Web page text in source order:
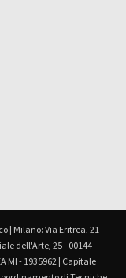
| Milano: Via Eritrea, 21 –
dell'Arte, 25 - 00144
MI - 1935962 | Capitale